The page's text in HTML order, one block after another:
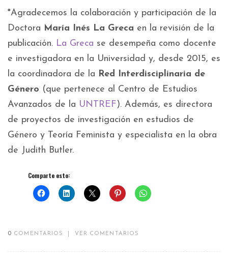
*Agradecemos la colaboración y participación de la
Doctora María Inés La Greca en la revisión de la
publicación. La Greca se desempeña como docente
e investigadora en la Universidad y, desde 2015, es
la coordinadora de la Red Interdisciplinaria de
Género (que pertenece al Centro de Estudios
Avanzados de la UNTREF). Además, es directora
de proyectos de investigación en estudios de
Género y Teoría Feminista y especialista en la obra
de Judith Butler.
Comparte esto:
0 COMENTARIOS VER COMENTARIOS